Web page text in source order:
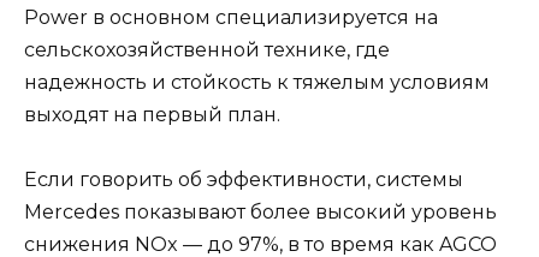
Power в основном специализируется на
сельскохозяйственной технике, где
надежность и стойкость к тяжелым условиям
выходят на первый план.
Если говорить об эффективности, системы
Mercedes показывают более высокий уровень
снижения NOx — до 97%, в то время как AGCO